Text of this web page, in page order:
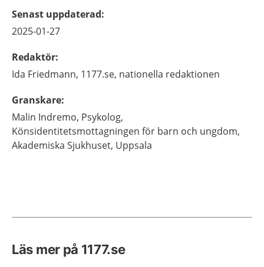
Senast uppdaterad:
2025-01-27
Redaktör:
Ida Friedmann, 1177.se, nationella redaktionen
Granskare:
Malin Indremo, Psykolog,
Könsidentitetsmottagningen för barn och ungdom,
Akademiska Sjukhuset, Uppsala
Läs mer på 1177.se